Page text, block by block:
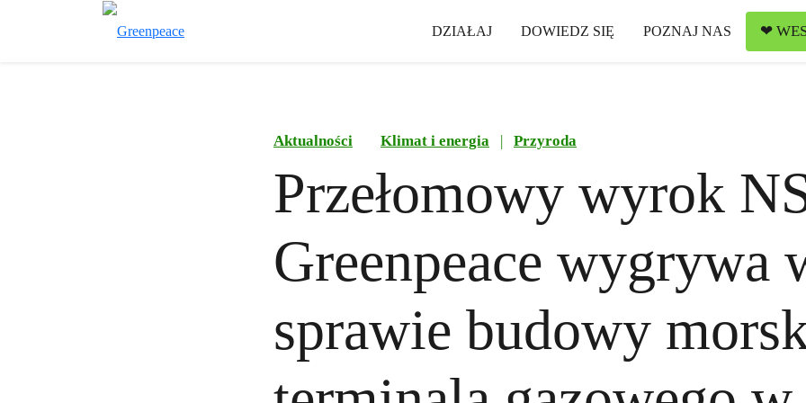
DZIAŁAJ DOWIEDZ SIĘ POZNAJ NAS ❤
Aktualności Klimat i energia | Przyroda
Przełomowy wyrok
Greenpeace wygrywa
sprawie budowy